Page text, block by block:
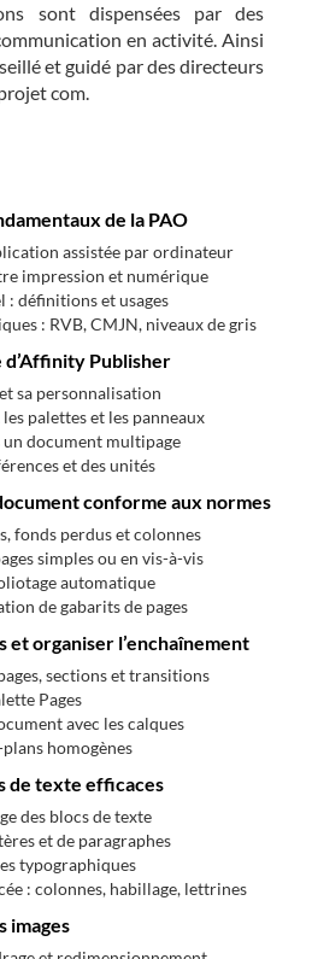
sont dispensées par des
en activité. Ainsi
et guidé par des directeurs
com.
de la PAO
assistée par ordinateur
impression et numérique
: définitions et usages
: RVB, CMJN, niveaux de gris
Publisher
sa personnalisation
les palettes et les panneaux
un document multipage
et des unités
conforme aux normes
fonds perdus et colonnes
simples ou en vis-à-vis
automatique
de gabarits de pages
et organiser l’enchaînement
sections et transitions
Pages
avec les calques
homogènes
de texte efficaces
des blocs de texte
et de paragraphes
typographiques
: colonnes, habillage, lettrines
images